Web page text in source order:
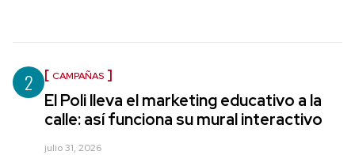
2 CAMPAÑAS
El Poli lleva el marketing educativo a la
calle: así funciona su mural interactivo
julio 31, 2026